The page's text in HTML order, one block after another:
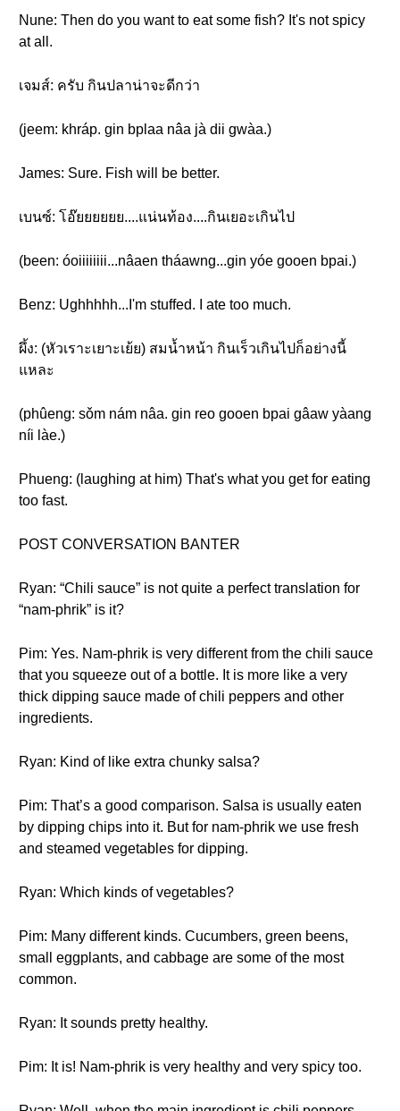
Nune: Then do you want to eat some fish? It's not spicy
at all.
เจมส์: ครับ กินปลาน่าจะดีกว่า
(jeem: khráp. gin bplaa nâa jà dii gwàa.)
James: Sure. Fish will be better.
เบนซ์: โอ๊ยยยยยย....แน่นท้อง....กินเยอะเกินไป
(been: óoiiiiiiii...nâaen tháawng...gin yóe gooen bpai.)
Benz: Ughhhhh...I'm stuffed. I ate too much.
ผึ้ง: (หัวเราะเยาะเย้ย) สมน้ำหน้า กินเร็วเกินไปก็อย่างนี้
แหละ
(phûeng: sǒm nám nâa. gin reo gooen bpai gâaw yàang
níi làe.)
Phueng: (laughing at him) That's what you get for eating
too fast.
POST CONVERSATION BANTER
Ryan: “Chili sauce” is not quite a perfect translation for
“nam-phrik” is it?
Pim: Yes. Nam-phrik is very different from the chili sauce
that you squeeze out of a bottle. It is more like a very
thick dipping sauce made of chili peppers and other
ingredients.
Ryan: Kind of like extra chunky salsa?
Pim: That’s a good comparison. Salsa is usually eaten
by dipping chips into it. But for nam-phrik we use fresh
and steamed vegetables for dipping.
Ryan: Which kinds of vegetables?
Pim: Many different kinds. Cucumbers, green beens,
small eggplants, and cabbage are some of the most
common.
Ryan: It sounds pretty healthy.
Pim: It is! Nam-phrik is very healthy and very spicy too.